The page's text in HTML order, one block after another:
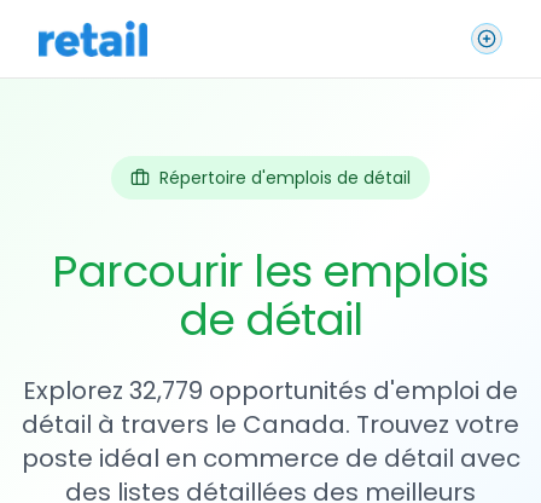
Répertoire d'emplois de détail
Parcourir les emplois
de détail
Explorez 32,779 opportunités d'emploi de
détail à travers le Canada. Trouvez votre
poste idéal en commerce de détail avec
des listes détaillées des meilleurs